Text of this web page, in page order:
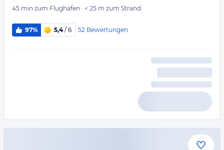
45 min zum Flughafen · < 25 m zum Strand
97% 5,4/ 6 52 Bewertungen